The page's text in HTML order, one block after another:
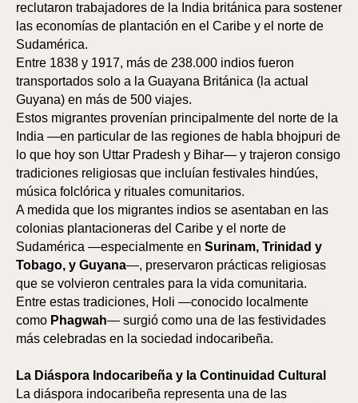
reclutaron trabajadores de la India británica para sostener
las economías de plantación en el Caribe y el norte de
Sudamérica.
Entre 1838 y 1917, más de 238.000 indios fueron
transportados solo a la Guayana Británica (la actual
Guyana) en más de 500 viajes.
Estos migrantes provenían principalmente del norte de la
India —en particular de las regiones de habla bhojpuri de
lo que hoy son Uttar Pradesh y Bihar— y trajeron consigo
tradiciones religiosas que incluían festivales hindúes,
música folclórica y rituales comunitarios.
A medida que los migrantes indios se asentaban en las
colonias plantacioneras del Caribe y el norte de
Sudamérica —especialmente en Surinam, Trinidad y
Tobago, y Guyana—, preservaron prácticas religiosas
que se volvieron centrales para la vida comunitaria.
Entre estas tradiciones, Holi —conocido localmente
como Phagwah— surgió como una de las festividades
más celebradas en la sociedad indocaribeña.
La Diáspora Indocaribeña y la Continuidad Cultural
La diáspora indocaribeña representa una de las